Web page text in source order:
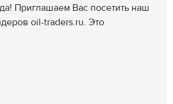
Приглашаем Вас посетить наш
oil-traders.ru. Это